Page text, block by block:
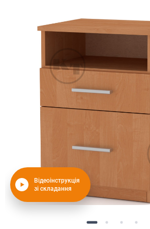
Відеоінструкція
зі складання